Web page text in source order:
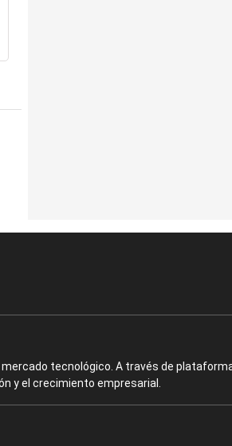
tecnológico. A través de
y el crecimiento empresarial.